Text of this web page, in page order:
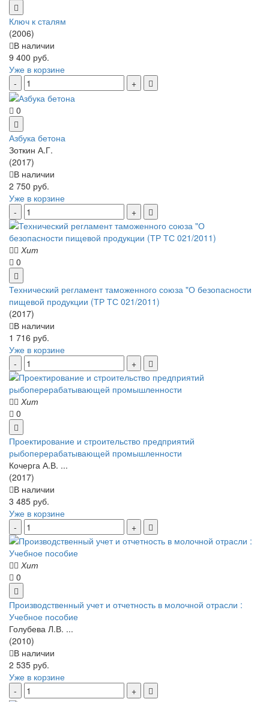
Ключ к сталям
(2006)
В наличии
9 400 руб.
Уже в корзине
0
Азбука бетона
Зоткин А.Г.
(2017)
В наличии
2 750 руб.
Уже в корзине
Хит
0
Технический регламент таможенного союза "О безопасности
пищевой продукции (ТР ТС 021/2011)
(2017)
В наличии
1 716 руб.
Уже в корзине
Хит
0
Проектирование и строительство предприятий
рыбоперерабатывающей промышленности
Кочерга А.В. ...
(2017)
В наличии
3 485 руб.
Уже в корзине
Хит
0
Производственный учет и отчетность в молочной отрасли :
Учебное пособие
Голубева Л.В. ...
(2010)
В наличии
2 535 руб.
Уже в корзине